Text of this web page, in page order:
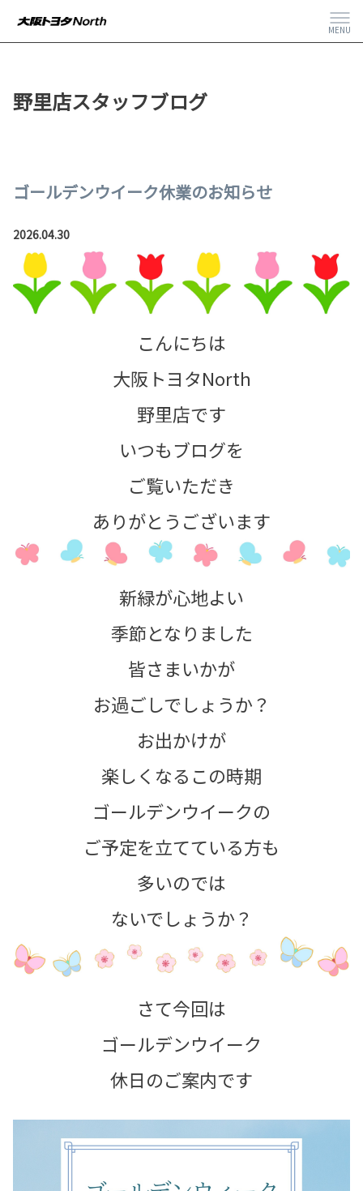
MENU
野里店スタッフブログ
ゴールデンウイーク休業のお知らせ
2026.04.30
こんにちは
大阪トヨタNorth
野里店です
いつもブログを
ご覧いただき
ありがとうございます
新緑が心地よい
季節となりました
皆さまいかが
お過ごしでしょうか？
お出かけが
楽しくなるこの時期
ゴールデンウイークの
ご予定を立てている方も
多いのでは
ないでしょうか？
さて今回は
ゴールデンウイーク
休日のご案内です